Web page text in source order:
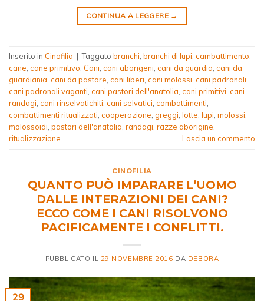
CONTINUA A LEGGERE →
Inserito in Cinofilia | Taggato branchi, branchi di lupi, cambattimento,
cane, cane primitivo, Cani, cani aborigeni, cani da guardia, cani da
guardiania, cani da pastore, cani liberi, cani molossi, cani padronali,
cani padronali vaganti, cani pastori dell'anatolia, cani primitivi, cani
randagi, cani rinselvatichiti, cani selvatici, combattimenti,
combattimenti ritualizzati, cooperazione, greggi, lotte, lupi, molossi,
molossoidi, pastori dell'anatolia, randagi, razze aborigine,
ritualizzazione
Lascia un commento
CINOFILIA
QUANTO PUÒ IMPARARE L’UOMO
DALLE INTERAZIONI DEI CANI?
ECCO COME I CANI RISOLVONO
PACIFICAMENTE I CONFLITTI.
PUBBLICATO IL 29 NOVEMBRE 2016 DA DEBORA
29